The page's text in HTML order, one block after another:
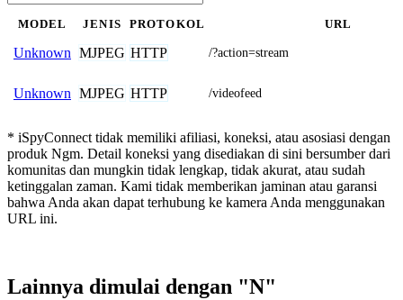
MODEL JENIS PROTOKOL URL
Unknown MJPEG HTTP /?action=stream
Unknown MJPEG HTTP /videofeed
* iSpyConnect tidak memiliki afiliasi, koneksi, atau asosiasi dengan
produk Ngm. Detail koneksi yang disediakan di sini bersumber dari
komunitas dan mungkin tidak lengkap, tidak akurat, atau sudah
ketinggalan zaman. Kami tidak memberikan jaminan atau garansi
bahwa Anda akan dapat terhubung ke kamera Anda menggunakan
URL ini.
Lainnya dimulai dengan "N"